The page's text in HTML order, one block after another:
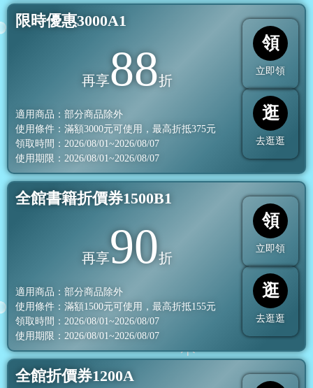
限時優惠3000A1
再享88折
適用商品：部分商品除外
使用條件：滿額3000元可使用，最高折抵375元
領取時間：2026/08/01~2026/08/07
使用期限：2026/08/01~2026/08/07
領
立即領
逛
去逛逛
全館書籍折價券1500B1
再享90折
適用商品：部分商品除外
使用條件：滿額1500元可使用，最高折抵155元
領取時間：2026/08/01~2026/08/07
使用期限：2026/08/01~2026/08/07
領
立即領
逛
去逛逛
全館折價券1200A